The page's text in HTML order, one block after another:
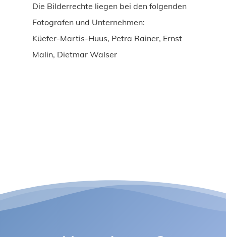
Die Bilderrechte liegen bei den folgenden
Fotografen und Unternehmen:
Küefer-Martis-Huus, Petra Rainer, Ernst
Malin, Dietmar Walser